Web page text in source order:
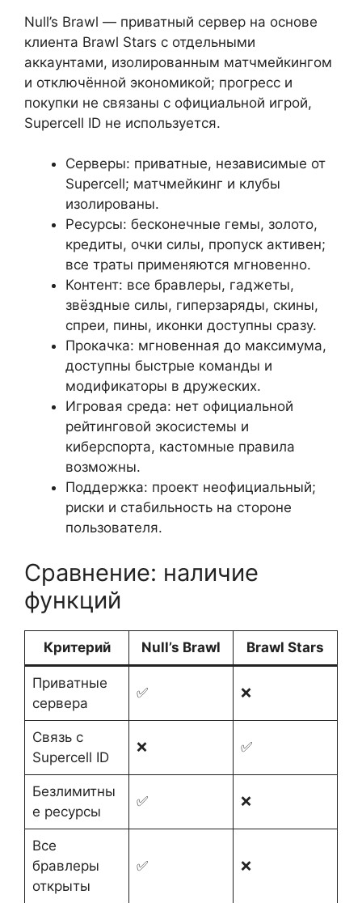
Null’s Brawl — приватный сервер на основе
клиента Brawl Stars с отдельными
аккаунтами, изолированным матчмейкингом
и отключённой экономикой; прогресс и
покупки не связаны с официальной игрой,
Supercell ID не используется.
Серверы: приватные, независимые от
Supercell; матчмейкинг и клубы
изолированы.
Ресурсы: бесконечные гемы, золото,
кредиты, очки силы, пропуск активен;
все траты применяются мгновенно.
Контент: все бравлеры, гаджеты,
звёздные силы, гиперзаряды, скины,
спреи, пины, иконки доступны сразу.
Прокачка: мгновенная до максимума,
доступны быстрые команды и
модификаторы в дружеских.
Игровая среда: нет официальной
рейтинговой экосистемы и
киберспорта, кастомные правила
возможны.
Поддержка: проект неофициальный;
риски и стабильность на стороне
пользователя.
Сравнение: наличие
функций
Критерий Null’s Brawl Brawl Stars
Приватные
сервера
✅ ❌
Связь с
Supercell ID
❌ ✅
Безлимитны
е ресурсы
✅ ❌
Все
бравлеры
открыты
✅ ❌